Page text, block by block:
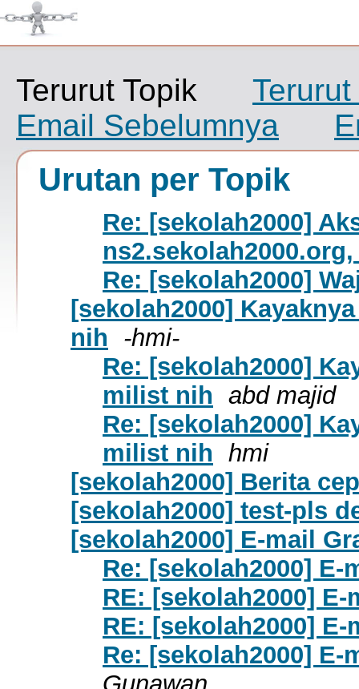
Terurut Topik
Email Sebelumnya
Urutan per Topik
Re: [sekolah2000]
Re: [sekolah2000]
[sekolah2000]
nih
-hmi-
Re: [sekolah2000]
milist nih abd majid
Re: [sekolah2000]
milist nih hmi
[sekolah2000] Berita
[sekolah2000] test-pls
[sekolah2000] E-mail
Re: [sekolah2000]
RE: [sekolah2000]
RE: [sekolah2000]
Re: [sekolah2000]